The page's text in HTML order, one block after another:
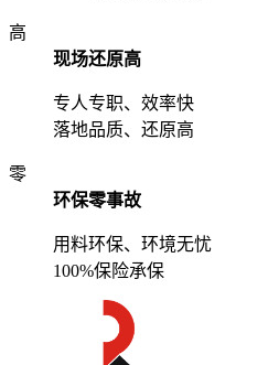
高
现场还原高
专人专职、效率快
落地品质、还原高
零
环保零事故
用料环保、环境无忧
100%保险承保